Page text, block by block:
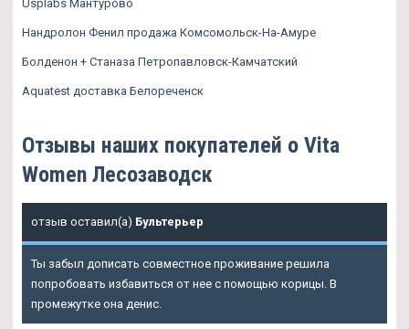
Usplabs Мантурово
Нандролон Фенил продажа Комсомольск-На-Амуре
Болденон + Станаза Петропавловск-Камчатский
Aquatest доставка Белореченск
Отзывы наших покупателей о Vita
Women Лесозаводск
отзыв оставил(а) Бультерьер
Ты забыл дописать совместное проживание решила
попробовать избавиться от нее с помощью корицы. В
промежутке она денис.